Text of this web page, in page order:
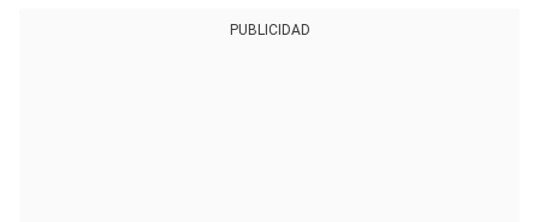
PUBLICIDAD